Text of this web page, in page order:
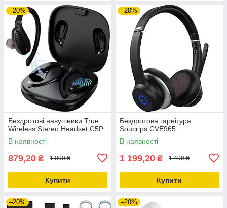
–20%
Бездротові навушники True
Wireless Stereo Headset C5P
В наявності
879,20 ₴ 1 099 ₴
Купити
–20%
Бездротова гарнітура
Soucrips CVE965
В наявності
1 199,20 ₴ 1 499 ₴
Купити
–20% –20%